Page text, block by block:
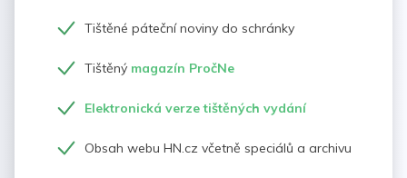
Tištěné páteční noviny do schránky
Tištěný magazín PročNe
Elektronická verze tištěných vydání
Obsah webu HN.cz včetně speciálů a archivu